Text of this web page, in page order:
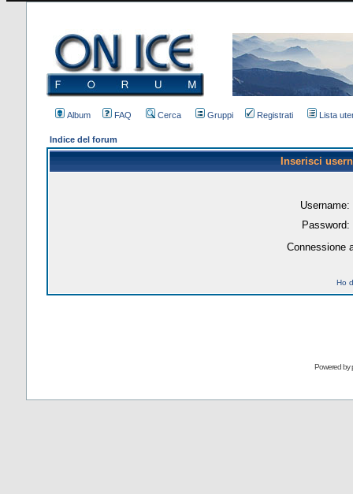
Album FAQ Cerca Gruppi Registrati Lista
Indice del forum
Inserisci
Username:
Password:
Connessione
Ho
Powered by